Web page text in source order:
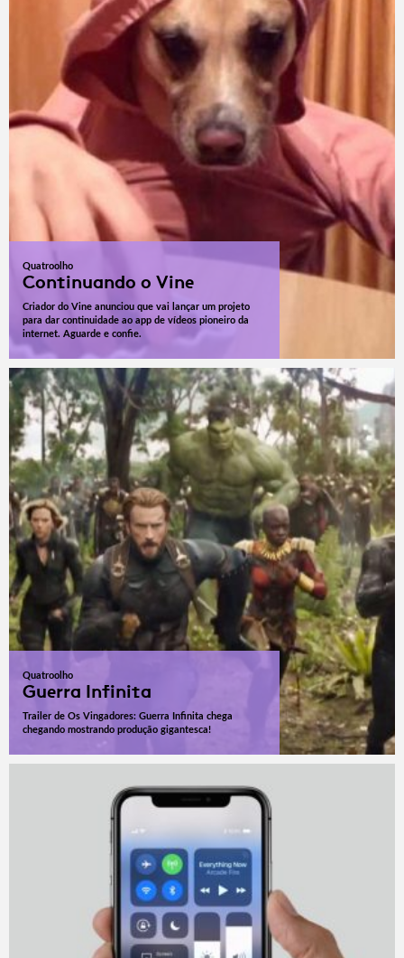
Quatroolho
Continuando o Vine
Criador do Vine anunciou que vai lançar um projeto
para dar continuidade ao app de vídeos pioneiro da
internet. Aguarde e confie.
Quatroolho
Guerra Infinita
Trailer de Os Vingadores: Guerra Infinita chega
chegando mostrando produção gigantesca!